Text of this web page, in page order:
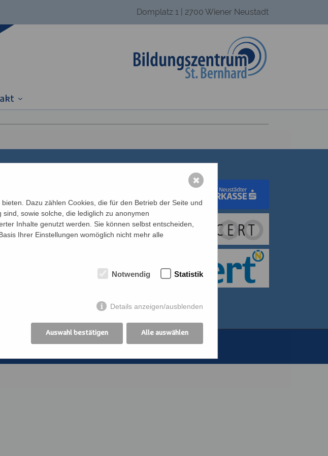
Domplatz 1 | 2700 Wiener Neustadt
Katholisches Bildungswerk Wien
Bildung Regional
Kirchliches Bibliothekswerk der
Dazu zählen Cookies, die für den Betrieb der Seite und
sowie solche, die lediglich zu anonymen
Inhalte genutzt werden. Sie können selbst entscheiden,
Ihrer Einstellungen womöglich nicht mehr alle
Notwendig Statistik
Details anzeigen/ausblenden
Auswahl bestätigen Alle auswählen
✖